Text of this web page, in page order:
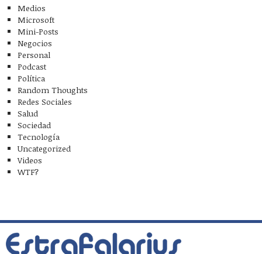
Medios
Microsoft
Mini-Posts
Negocios
Personal
Podcast
Política
Random Thoughts
Redes Sociales
Salud
Sociedad
Tecnología
Uncategorized
Videos
WTF?